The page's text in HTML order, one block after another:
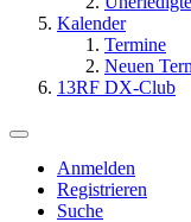
Kalender
Termine
Neuen
13RF DX-Club
Anmelden
Registrieren
Suche